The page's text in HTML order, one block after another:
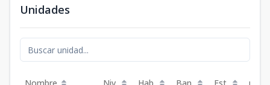
Unidades